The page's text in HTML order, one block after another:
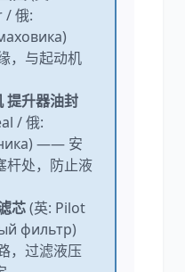
/ 俄:
，与起动机
提升器油封
/ 俄:
—— 安
杆处，防止液
芯(英: Pilot
фильтр)
，过滤液压